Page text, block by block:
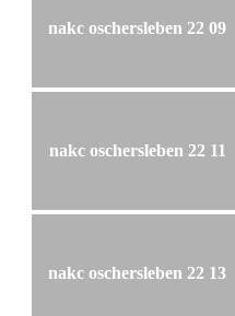
nakc oschersleben 22 09
nakc oschersleben 22 11
nakc oschersleben 22 13